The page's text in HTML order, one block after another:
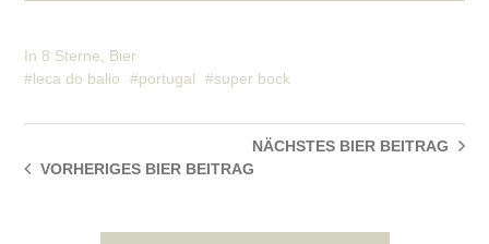
In 8 Sterne, Bier
leca do balio
portugal super bock
NÄCHSTES BIERBEITRAG
VORHERIGES BIER BEITRAG